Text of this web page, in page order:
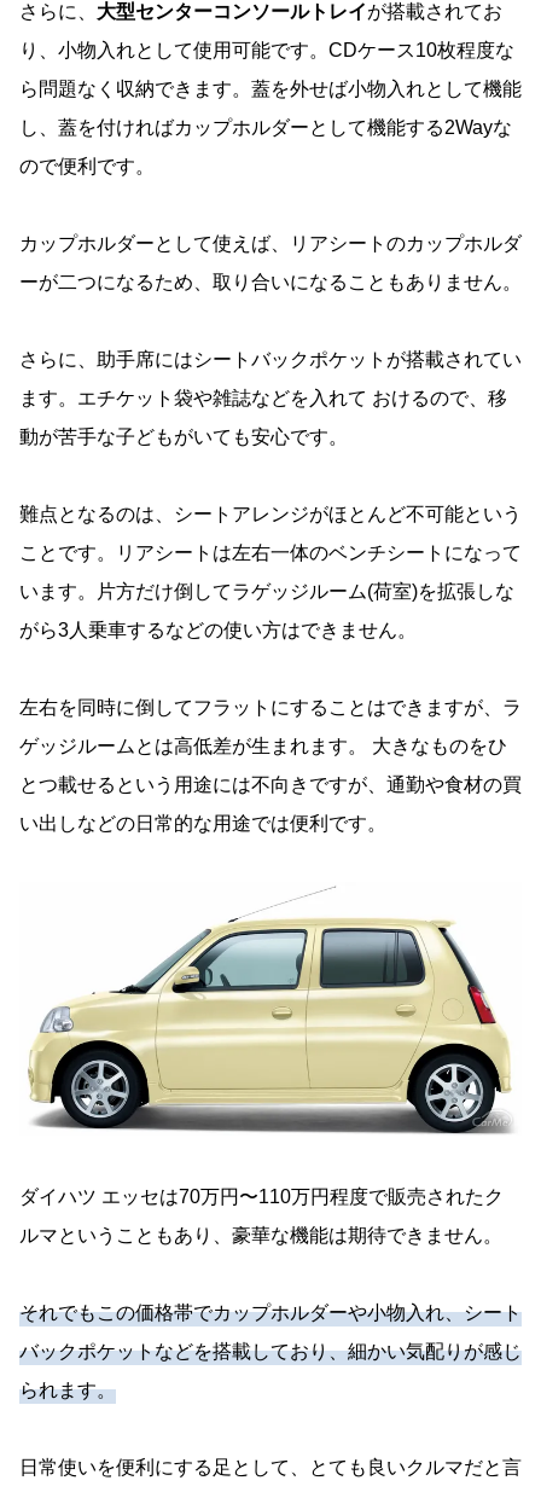
さらに、 大型センターコンソールトレイが搭載されてお
り、小物入れとして使用可能です。CDケース10枚程度な
ら問題なく収納できます。蓋を外せば小物入れとして機能
し、蓋を付ければカップホルダーとして機能する2Wayな
ので便利です。
カップホルダーとして使えば、リアシートのカップホルダ
ーが二つになるため、取り合いになることもありません。
さらに、助手席にはシートバックポケットが搭載されてい
ます。エチケット袋や雑誌などを入れて おけるので、移
動が苦手な子どもがいても安心です。
難点となるのは、シートアレンジがほとんど不可能という
ことです。リアシートは左右一体のベンチシートになって
います。片方だけ倒してラゲッジルーム(荷室)を拡張しな
がら3人乗車するなどの使い方はできません。
左右を同時に倒してフラットにすることはできますが、ラ
ゲッジルームとは高低差が生まれます。 大きなものをひ
とつ載せるという用途には不向きですが、通勤や食材の買
い出しなどの日常的な用途では便利です。
ダイハツ エッセは70万円〜110万円程度で販売されたク
ルマということもあり、豪華な機能は期待できません。
それでもこの価格帯でカップホルダーや小物入れ、シート
バックポケットなどを搭載しており、細かい気配りが感じ
られます。
日常使いを便利にする足として、とても良いクルマだと言